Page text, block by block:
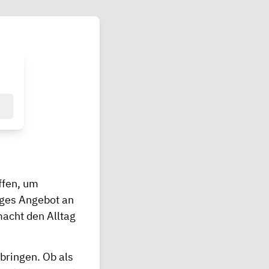
um
Angebot an
den Alltag
Ob als